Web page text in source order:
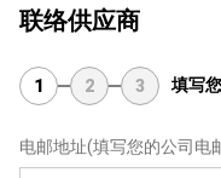
联络供应商
1 2 3 填写
电邮地址(填写您的公司电